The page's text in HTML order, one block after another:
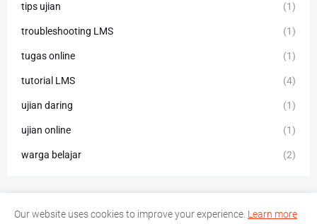
tips ujian (1)
troubleshooting LMS (1)
tugas online (1)
tutorial LMS (4)
ujian daring (1)
ujian online (1)
warga belajar (2)
Our website uses cookies to improve your experience. Learn more